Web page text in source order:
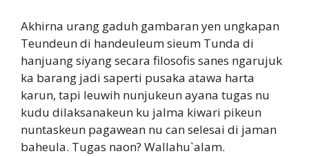
Akhirna urang gaduh gambaran yen ungkapan
Teundeun di handeuleum sieum Tunda di
hanjuang siyang secara filosofis sanes ngarujuk
ka barang jadi saperti pusaka atawa harta
karun, tapi leuwih nunjukeun ayana tugas nu
kudu dilaksanakeun ku jalma kiwari pikeun
nuntaskeun pagawean nu can selesai di jaman
baheula. Tugas naon? Wallahu`alam.